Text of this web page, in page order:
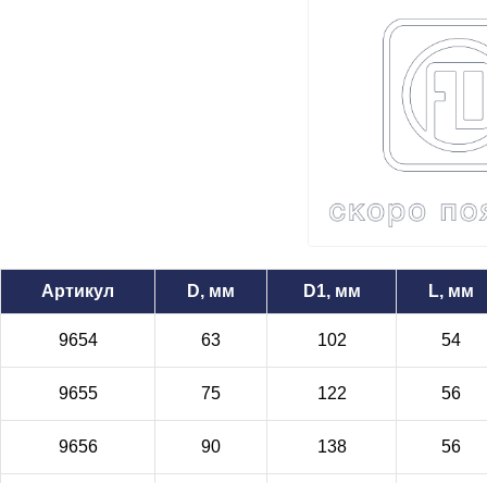
Артикул D, мм D1, мм L, мм
9654 63 102 54
9655 75 122 56
9656 90 138 56